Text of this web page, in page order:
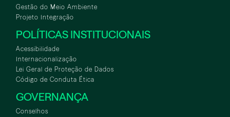
Gestão do Meio Ambiente
Projeto Integração
POLÍTICAS INSTITUCIONAIS
Acessibilidade
Internacionalização
Lei Geral de Proteção de Dados
Código de Conduta Ética
GOVERNANÇA
Conselhos